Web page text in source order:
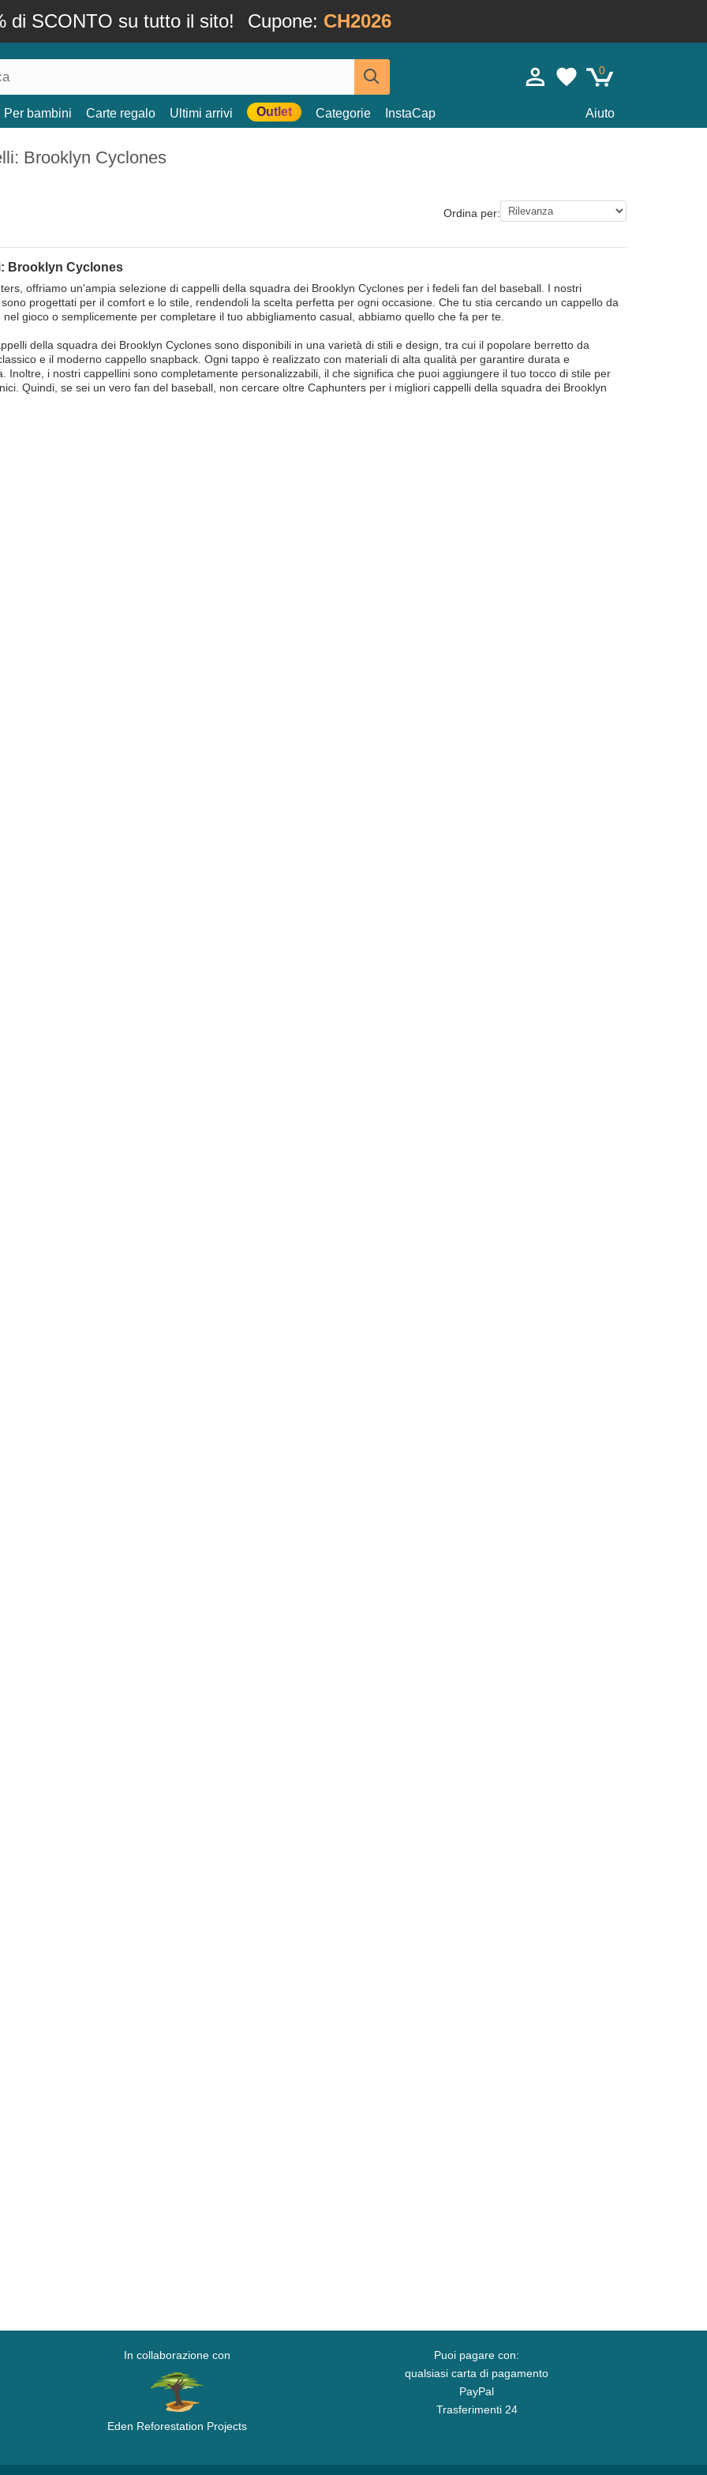
di SCONTO su tutto il sito! Cupone: CH2026
0
Per bambini Carte regalo Ultimi arrivi Outlet Categorie InstaCap Aiuto
Brooklyn Cyclones
Ordina per:
Brooklyn Cyclones
offriamo un'ampia selezione di cappelli della squadra dei Brooklyn Cyclones per i fedeli fan del baseball. I nostri
progettati per il comfort e lo stile, rendendoli la scelta perfetta per ogni occasione. Che tu stia cercando un cappello da
nel gioco o semplicemente per completare il tuo abbigliamento casual, abbiamo quello che fa per te.
della squadra dei Brooklyn Cyclones sono disponibili in una varietà di stili e design, tra cui il popolare berretto da
e il moderno cappello snapback. Ogni tappo è realizzato con materiali di alta qualità per garantire durata e
Inoltre, i nostri cappellini sono completamente personalizzabili, il che significa che puoi aggiungere il tuo tocco di stile per
Quindi, se sei un vero fan del baseball, non cercare oltre Caphunters per i migliori cappelli della squadra dei Brooklyn
In collaborazione con
Eden Reforestation Projects
Puoi pagare con:
qualsiasi carta di pagamento
PayPal
Trasferimenti 24